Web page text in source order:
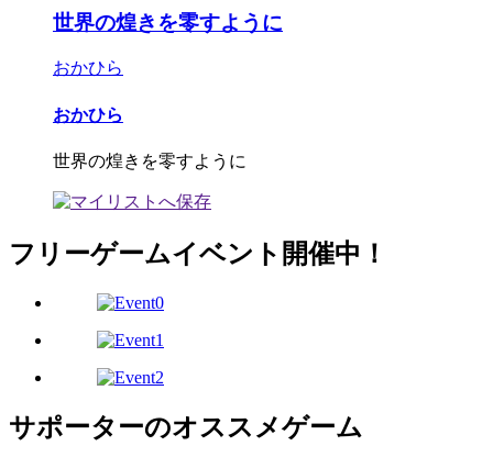
世界の煌きを零すように
おかひら
おかひら
世界の煌きを零すように
フリーゲームイベント開催中！
サポーターのオススメゲーム